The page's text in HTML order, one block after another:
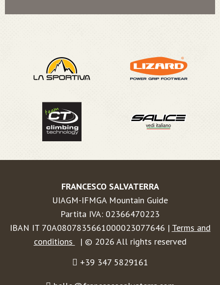
FRANCESCO SALVATERRA
UIAGM-IFMGA Mountain Guide
Partita IVA: 02366470223
IBAN IT 70A0807835661000023077646 | Terms and
conditions
| © 2026 All rights reserved
+39 347 5829161